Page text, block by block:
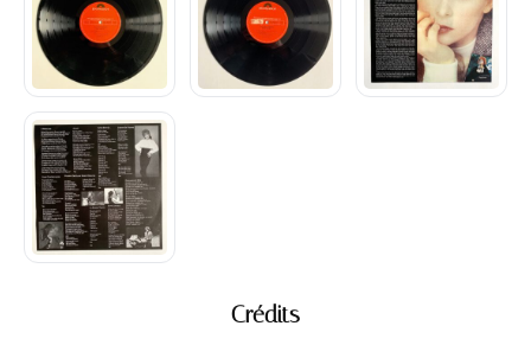
Crédits